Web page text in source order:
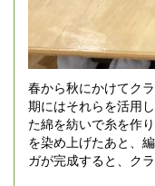
春から秋にかけてク
期にはそれらを活用
た綿を紡いで糸を作
を染め上げたあと、
ガが完成すると、ク